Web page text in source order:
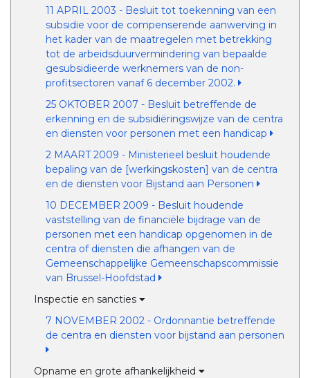
11 APRIL 2003 - Besluit tot toekenning van een
subsidie voor de compenserende aanwerving in
het kader van de maatregelen met betrekking
tot de arbeidsduurvermindering van bepaalde
gesubsidieerde werknemers van de non-
profitsectoren vanaf 6 december 2002.
25 OKTOBER 2007 - Besluit betreffende de
erkenning en de subsidiëringswijze van de centra
en diensten voor personen met een handicap
2 MAART 2009 - Ministerieel besluit houdende
bepaling van de [werkingskosten] van de centra
en de diensten voor Bijstand aan Personen
10 DECEMBER 2009 - Besluit houdende
vaststelling van de financiële bijdrage van de
personen met een handicap opgenomen in de
centra of diensten die afhangen van de
Gemeenschappelijke Gemeenschapscommissie
van Brussel-Hoofdstad
Inspectie en sancties
7 NOVEMBER 2002 - Ordonnantie betreffende
de centra en diensten voor bijstand aan personen
Opname en grote afhankelijkheid